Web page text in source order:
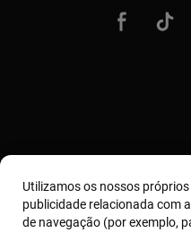
Utilizamos os nossos
publicidade relacionada com
de navegação (por exemplo,